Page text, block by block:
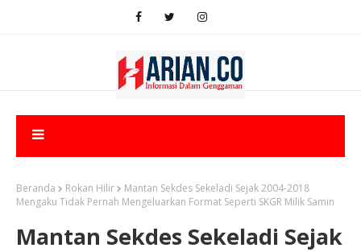
Beranda Rokan Hilir
Mantan Sekdes Sekeladi Sejak 2004-2018
Mengaku Tidak Pernah Mengeluarkan Format Seperti SKGR Milik Samin
Mantan Sekdes Sekeladi Sejak